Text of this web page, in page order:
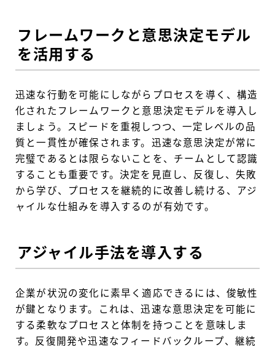
フレームワークと意思決定モデル
を活用する
迅速な行動を可能にしながらプロセスを導く、構造
化されたフレームワークと意思決定モデルを導入し
ましょう。スピードを重視しつつ、一定レベルの品
質と一貫性が確保されます。迅速な意思決定が常に
完璧であるとは限らないことを、チームとして認識
することも重要です。決定を見直し、反復し、失敗
から学び、プロセスを継続的に改善し続ける、アジ
ャイルな仕組みを導入するのが有効です。
アジャイル手法を導入する
企業が状況の変化に素早く適応できるには、俊敏性
が鍵となります。これは、迅速な意思決定を可能に
する柔軟なプロセスと体制を持つことを意味しま
す。反復開発や迅速なフィードバックループ、継続